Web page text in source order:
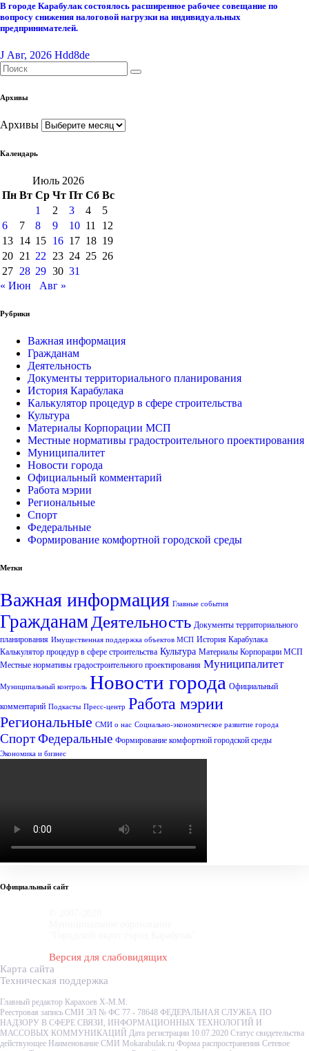
В городе Карабулак состоялось расширенное рабочее совещание по
вопросу снижения налоговой нагрузки на индивидуальных
предпринимателей.
J Авг, 2026 Hdd8de
Архивы
Архивы
Календарь
Июль 2026
Пн Вт Ср Чт Пт Сб Вс
1
2 3 4
5
6
7 8 9 10 11
12
13 14 15 16 17 18 19
20 21 22 23 24 25 26
27 28 29 30 31
« Июн
Авг »
Рубрики
Важная информация
Гражданам
Деятельность
Документы территориального планирования
История Карабулака
Калькулятор процедур в сфере строительства
Культура
Материалы Корпорации МСП
Местные нормативы градостроительного проектирования
Муниципалитет
Новости города
Официальный комментарий
Работа мэрии
Региональные
Спорт
Федеральные
Формирование комфортной городской среды
Метки
Важная информация Главные события
Гражданам Деятельность Документы территориального
планирования Имущественная поддержка объектов МСП История Карабулака
Калькулятор процедур в сфере строительства Культура Материалы Корпорации МСП
Местные нормативы градостроительного проектирования Муниципалитет
Муниципальный контроль Новости города Официальный
комментарий Подкасты Пресс-центр Работа мэрии
Региональные СМИ о нас Социально-экономическое развитие города
СпортФедеральные Формирование комфортной городской среды
Экономика и бизнес
Официальный сайт
Версия для слабовидящих
Карта сайта
Техническая поддержка
Главный редактор Карахоев Х-М.М.
Реестровая запись СМИ ЭЛ № ФС 77 - 78648 ФЕДЕРАЛЬНАЯ СЛУЖБА ПО
НАДЗОРУ В СФЕРЕ СВЯЗИ, ИНФОРМАЦИОННЫХ ТЕХНОЛОГИЙ И
МАССОВЫХ КОММУНИКАЦИЙ Дата регистрации 10.07.2020 Статус свидетельства
действующее Наименование СМИ Mokarabulak.ru Форма распространения Сетевое